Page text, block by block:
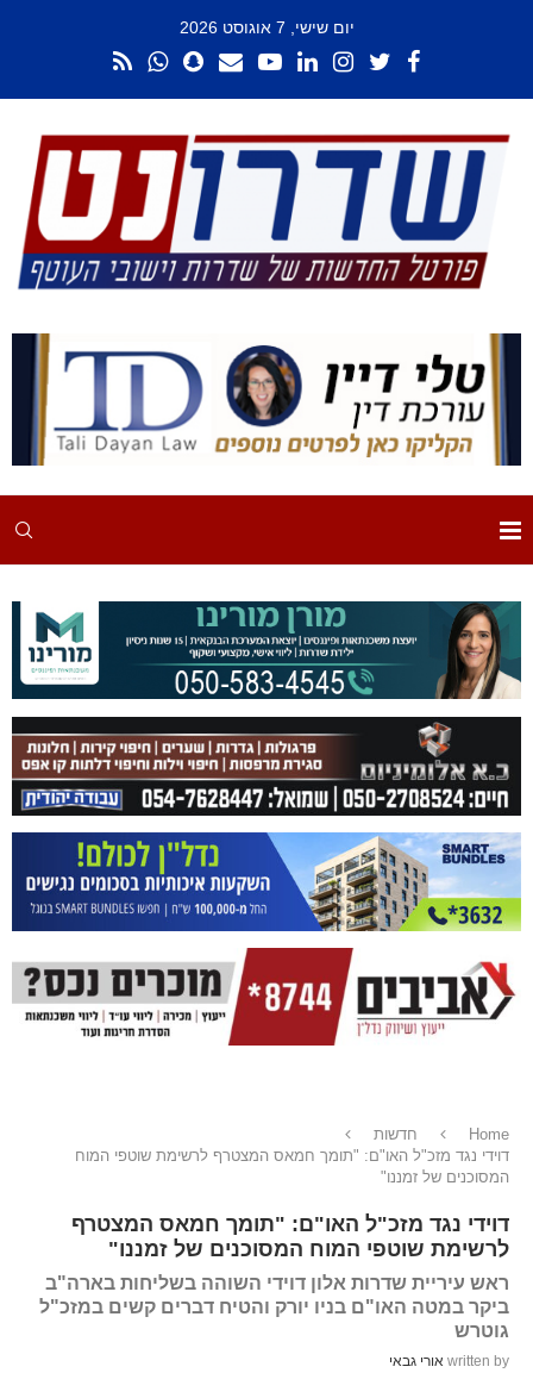
יום שישי, 7 אוגוסט 2026
Home
חדשות
דוידי נגד מזכ"ל האו"ם: "תומך חמאס המצטרף לרשימת שוטפי המוח
המסוכנים של זמננו"
דוידי נגד מזכ"ל האו"ם: "תומך חמאס המצטרף
לרשימת שוטפי המוח המסוכנים של זמננו"
ראש עיריית שדרות אלון דוידי השוהה בשליחות בארה"ב
ביקר במטה האו"ם בניו יורק והטיח דברים קשים במזכ"ל
גוטרש
written by אורי גבאי